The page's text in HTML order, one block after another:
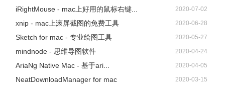
iRightMouse - mac上好用的鼠标右键... 2020-07-02
xnip - mac上滚屏截图的免费工具 2020-06-28
Sketch for mac - 专业绘图工具 2020-05-27
mindnode - 思维导图软件 2020-04-24
AriaNg Native Mac - 基于ari... 2020-04-05
NeatDownloadManager for mac 2020-03-15